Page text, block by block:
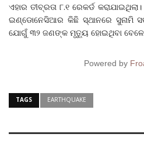
ଏହାର ତୀବ୍ରତା ୮.୧ ରେକର୍ଡ
ଇଣ୍ଡୋନେସିଆର କିଛି ସ୍ଥାନରେ ସୁନାମି
ଯୋଗୁଁ ୩୨ ଜଣଙ୍କ ମୃତ୍ୟୁ ହୋଇଥିବା
Powered by
TAGS EARTHQUAKE